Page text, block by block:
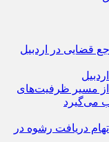
از مسیر ظرفیت‌های
می‌گیرد
دریافت رشوه در